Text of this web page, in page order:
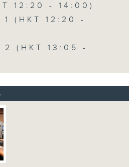
12:20 - 14:00)
1 (HKT 12:20 -
2 (HKT 13:05 -